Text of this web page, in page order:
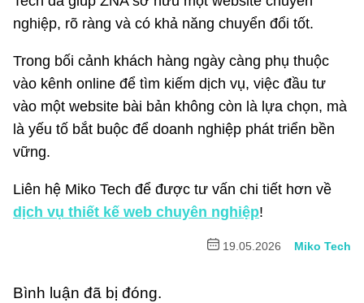
nghiệp, rõ ràng và có khả năng chuyển đổi tốt.
Trong bối cảnh khách hàng ngày càng phụ thuộc
vào kênh online để tìm kiếm dịch vụ, việc đầu tư
vào một website bài bản không còn là lựa chọn, mà
là yếu tố bắt buộc để doanh nghiệp phát triển bền
vững.
Liên hệ Miko Tech để được tư vấn chi tiết hơn về
dịch vụ thiết kế web chuyên nghiệp!
19.05.2026 Miko Tech
Bình luận đã bị đóng.